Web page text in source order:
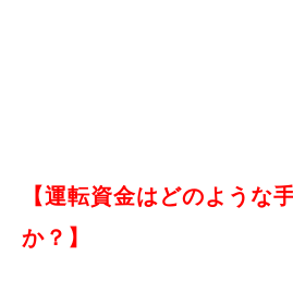
【運転資金はどのような
か？】